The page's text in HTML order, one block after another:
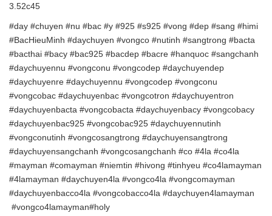
3.52c45
#day #chuyen #nu #bac #y #925 #s925 #vong #dep #sang #himi
#BacHieuMinh #daychuyen #vongco #nutinh #sangtrong #bacta
#bacthai #bacy #bac925 #bacdep #bacre #hanquoc #sangchanh
#daychuyennu #vongconu #vongcodep #daychuyendep
#daychuyenre #daychuyennu #vongcodep #vongconu
#vongcobac #daychuyenbac #vongcotron #daychuyentron
#daychuyenbacta #vongcobacta #daychuyenbacy #vongcobacy
#daychuyenbac925 #vongcobac925 #daychuyennutinh
#vongconutinh #vongcosangtrong #daychuyensangtrong
#daychuyensangchanh #vongcosangchanh #co #4la #co4la
#mayman #comayman #niemtin #hivong #tinhyeu #co4lamayman
#4lamayman #daychuyen4la #vongco4la #vongcomayman
#daychuyenbacco4la #vongcobacco4la #daychuyen4lamayman
#vongco4lamayman#holy